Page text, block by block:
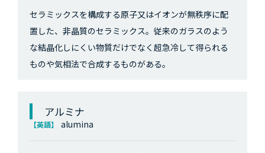
セラミックスを構成する原子又はイオンが無秩序に配
置した、非晶質のセラミックス。従来のガラスのよう
な結晶化しにくい物質だけでなく超急冷して得られる
ものや気相法で合成するものがある。
アルミナ
【英語】 alumina